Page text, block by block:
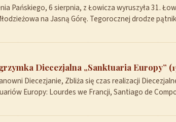
Pańskiego, 6 sierpnia, z Łowicza wyruszyła 31.
na Jasną Górę. Tegorocznej drodze
Diecezjalna „Sanktuaria Europy”
Diecezjanie, Zbliża się czas realizacji
Europy: Lourdes we Francji, Santiago de